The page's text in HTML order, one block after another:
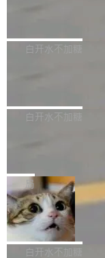
自研的多个文生3D和...
整性保护。效果是：
让语音识别不再只是
w 不要求标准普通话
新和少量网页兼容性
容提供的字体时出现
质的最低采样率）的
SS 圆角虚线样式中可
的图像元素不在同一
联 加...
白开水不加糖
发布的 Release
最强的若干项。对于
通过拉取过去一年内
至今）的所有 commit
经过人工复核，准确
社区爱好者提供了高
白开水不加糖
维护工作一直与我的
和休闲娱乐竞争时间
ebastian Pipping 写
他宣布了一个新消息
他可以全职维护
局
Firefox 153.0.3 发布
Firefox 153.0.3 现已
下： New Smart
白开水不加糖